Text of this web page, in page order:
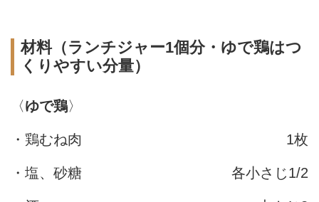
材料（ランチジャー1個分・ゆで鶏はつ
くりやすい分量）
〈ゆで鶏〉
・鶏むね肉 1枚
・塩、砂糖 各小さじ1/2